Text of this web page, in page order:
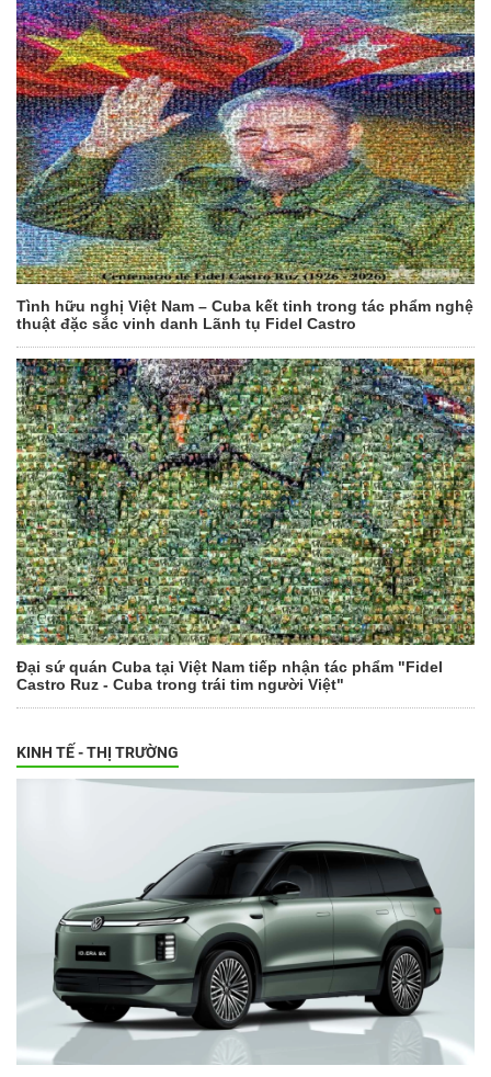
Tình hữu nghị Việt Nam – Cuba kết tinh trong tác phẩm nghệ
thuật đặc sắc vinh danh Lãnh tụ Fidel Castro
Đại sứ quán Cuba tại Việt Nam tiếp nhận tác phẩm "Fidel
Castro Ruz - Cuba trong trái tim người Việt"
KINH TẾ - THỊ TRƯỜNG